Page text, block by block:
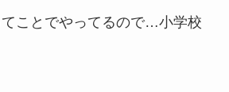
ことでやってるので…小学校